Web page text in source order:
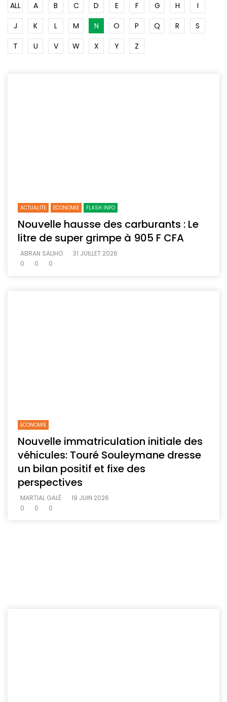
ALL A B C D E F G H
I
J
K L M N O P Q R
S
T
U V W X Y Z
ACTUALITE ECONOMIE FLASH INFO
Nouvelle hausse des carburants : Le
litre de super grimpe à 905 F CFA
ABRAN SALIHO
31 JUILLET 2026
0
0 0
ECONOMIE
Nouvelle immatriculation initiale des
véhicules: Touré Souleymane dresse
un bilan positif et fixe des
perspectives
MARTIAL GALÉ
19 JUIN 2026
0
0 0